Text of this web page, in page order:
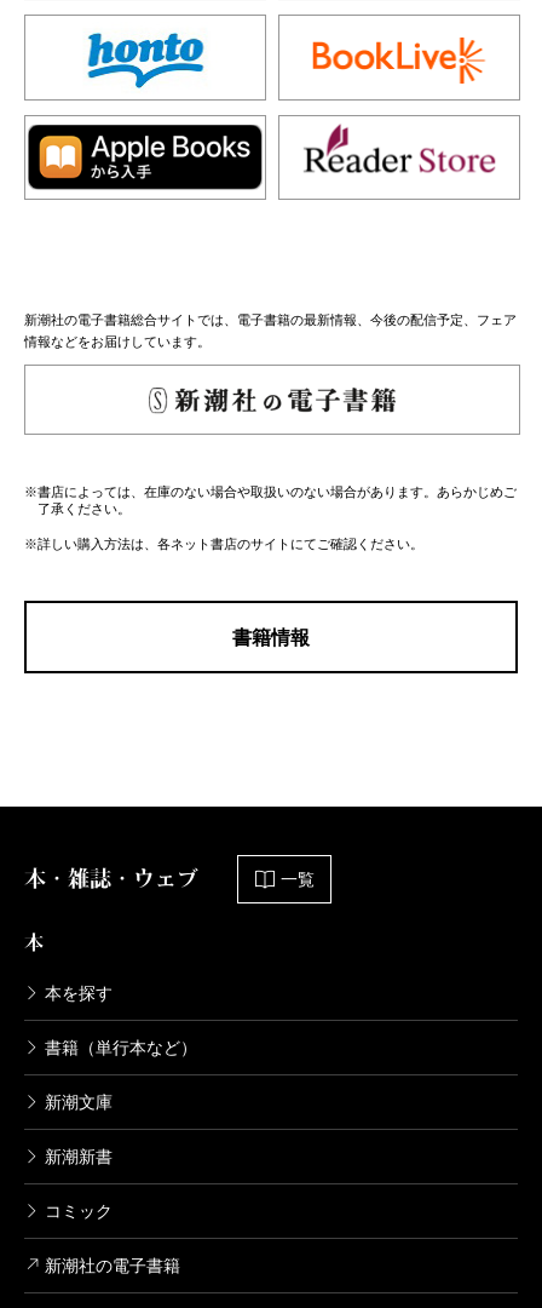
新潮社の電子書籍総合サイトでは、電子書籍の最新情報、今後の配信予定、フェア
情報などをお届けしています。
※書店によっては、在庫のない場合や取扱いのない場合があります。あらかじめご
了承ください。
※詳しい購入方法は、各ネット書店のサイトにてご確認ください。
書籍情報
本・雑誌・ウェブ 一覧
本
本を探す
書籍（単行本など）
新潮文庫
新潮新書
コミック
新潮社の電子書籍